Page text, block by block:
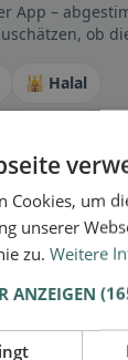
App –
ob
🕌 Halal
–
Cookies, um
unserer
zu. Weitere
ANZEIGEN